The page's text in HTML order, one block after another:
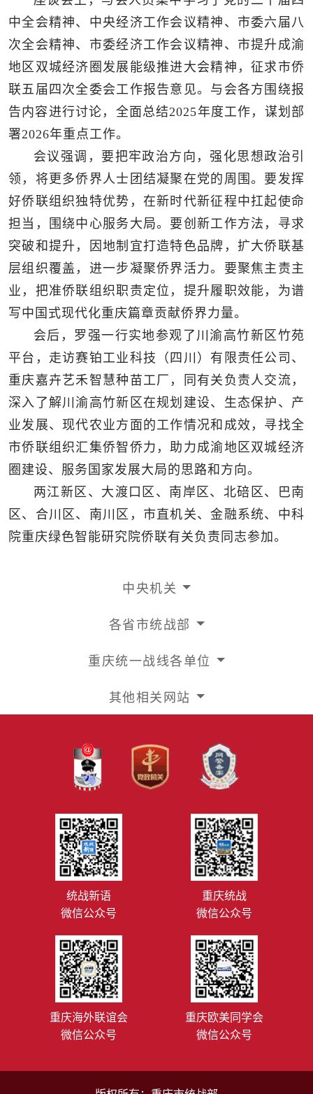
中全会精神、中央经济工作会议精神、市委六届八
次全会精神、市委经济工作会议精神、市提升成渝
地区双城经济圈发展能级推进大会精神，征求市侨
联五届四次全委会工作报告意见。与会各方围绕报
告内容进行讨论，全面总结2025年度工作，谋划部
署2026年重点工作。
会议强调，要把牢政治方向，强化思想政治引
领，将更多侨界人士团结凝聚在党的周围。要发挥
好侨联组织独特优势，在新时代新征程中扛起使命
担当，围绕中心服务大局。要创新工作方法，寻求
突破和提升，因地制宜打造特色品牌，扩大侨联基
层组织覆盖，进一步凝聚侨界活力。要聚焦主责主
业，把准侨联组织职责定位，提升履职效能，为谱
写中国式现代化重庆篇章贡献侨界力量。
会后，罗强一行实地参观了川渝高竹新区竹苑
平台，走访赛铂工业科技（四川）有限责任公司、
重庆嘉卉艺禾智慧种苗工厂，同有关负责人交流，
深入了解川渝高竹新区在规划建设、生态保护、产
业发展、现代农业方面的工作情况和成效，寻找全
市侨联组织汇集侨智侨力，助力成渝地区双城经济
圈建设、服务国家发展大局的思路和方向。
两江新区、大渡口区、南岸区、北碚区、巴南
区、合川区、南川区，市直机关、金融系统、中科
院重庆绿色智能研究院侨联有关负责同志参加。
中央机关
各省市统战部
重庆统一战线各单位
其他相关网站
统战新语
微信公众号
重庆统战
微信公众号
重庆海外联谊会
微信公众号
重庆欧美同学会
微信公众号